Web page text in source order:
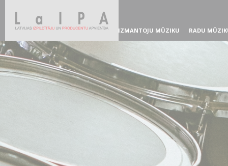
IZMANTOJU MŪZIKU RADU